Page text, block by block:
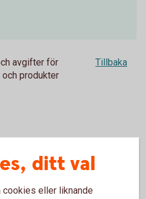
avgifter för
produkter
Tillbaka
och
ditt val
cookies eller liknande